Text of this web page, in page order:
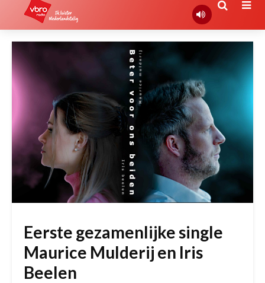
Eerste gezamenlijke single
Maurice Mulderij en Iris
Beelen